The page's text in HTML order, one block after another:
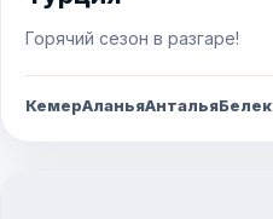
Горячий сезон в разгаре!
КемерАланьяАнтальяБелек